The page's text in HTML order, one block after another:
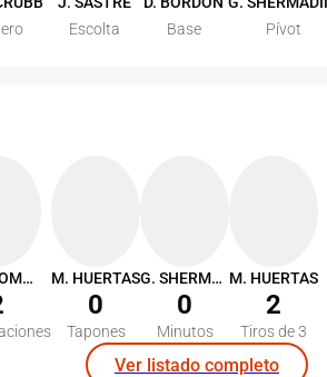
Escolta
Base
Pívot
T. ABROMAITIS M. HUERTAS
0
Tapones
G. SHERMADINI
0
Minutos
M. HUERTAS
2
Tiros de 3
Ver listado completo